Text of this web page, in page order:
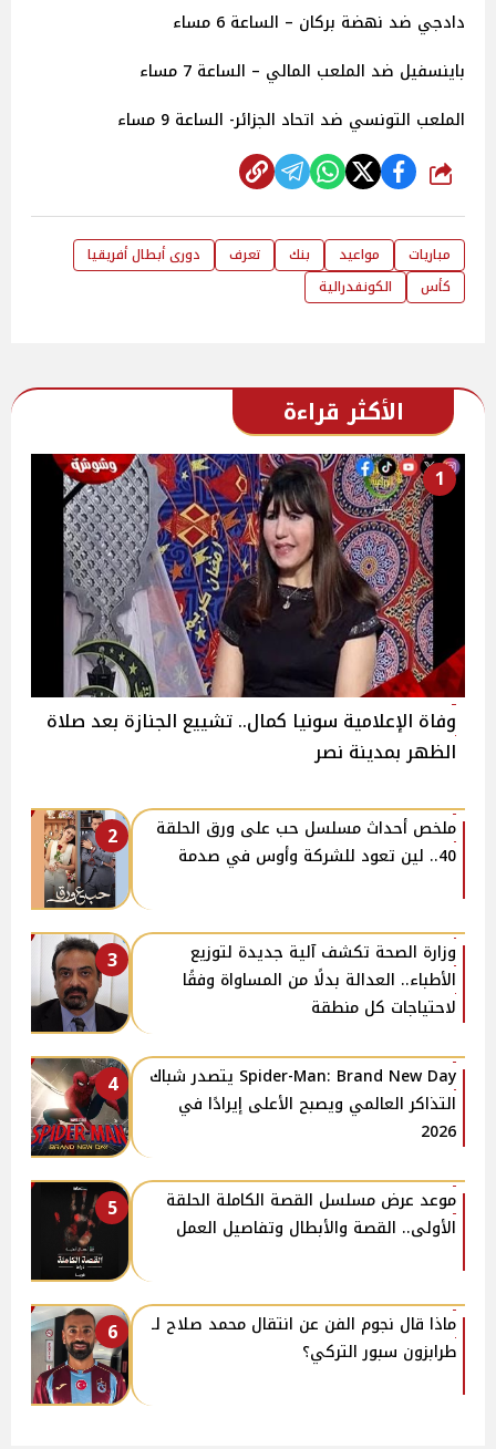
دادجي ضد نهضة بركان – الساعة 6 مساء
باينسفيل ضد الملعب المالي – الساعة 7 مساء
الملعب التونسي ضد اتحاد الجزائر- الساعة 9 مساء
شارك
مباريات مواعيد بنك تعرف
دورى أبطال أفريقيا
كأس
الكونفدرالية
الأكثر قراءة
1
وفاة الإعلامية سونيا كمال.. تشييع الجنازة بعد صلاة
الظهر بمدينة نصر
2
ملخص أحداث مسلسل حب على ورق الحلقة
40.. لين تعود للشركة وأوس في صدمة
3
وزارة الصحة تكشف آلية جديدة لتوزيع
الأطباء.. العدالة بدلًا من المساواة وفقًا
لاحتياجات كل منطقة
4
Spider-Man: Brand New Day يتصدر شباك
التذاكر العالمي ويصبح الأعلى إيرادًا في
2026
5
موعد عرض مسلسل القصة الكاملة الحلقة
الأولى.. القصة والأبطال وتفاصيل العمل
6
ماذا قال نجوم الفن عن انتقال محمد صلاح لـ
طرابزون سبور التركي؟